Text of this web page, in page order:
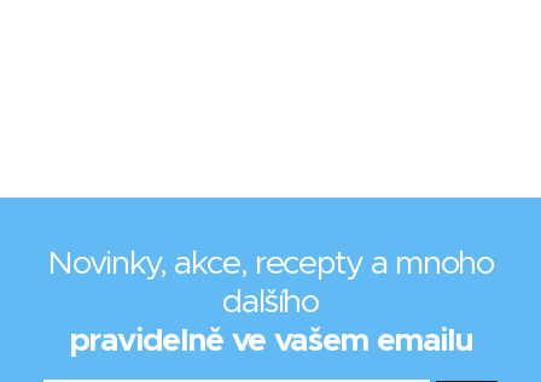
Novinky, akce, recepty a mnoho
dalšího
pravidelně ve vašem emailu